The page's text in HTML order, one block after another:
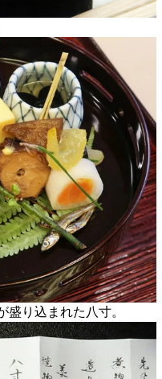
り込まれた八寸。